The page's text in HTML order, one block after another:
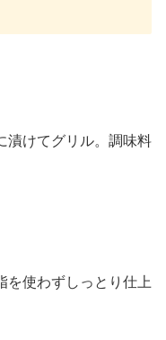
漬けてグリル。調味料
を使わずしっとり仕上